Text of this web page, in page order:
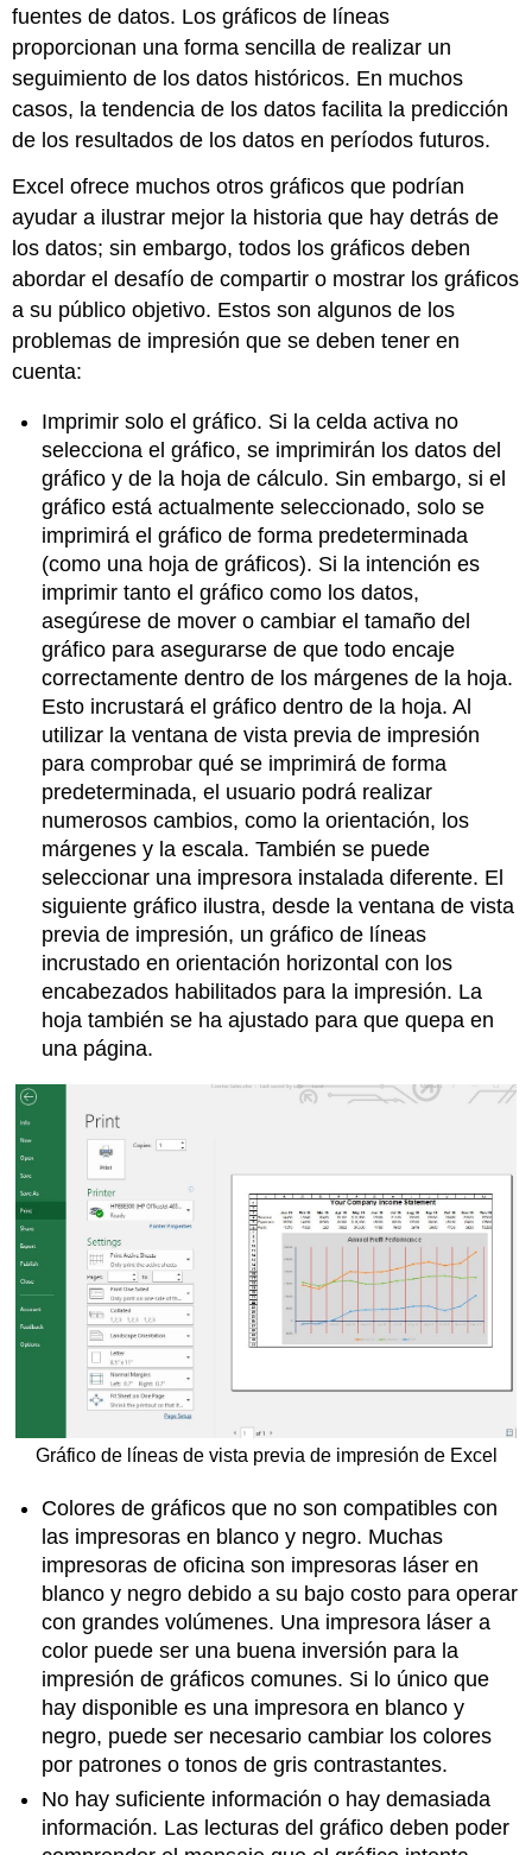
fuentes de datos. Los gráficos de líneas
proporcionan una forma sencilla de realizar un
seguimiento de los datos históricos. En muchos
casos, la tendencia de los datos facilita la predicción
de los resultados de los datos en períodos futuros.
Excel ofrece muchos otros gráficos que podrían
ayudar a ilustrar mejor la historia que hay detrás de
los datos; sin embargo, todos los gráficos deben
abordar el desafío de compartir o mostrar los gráficos
a su público objetivo. Estos son algunos de los
problemas de impresión que se deben tener en
cuenta:
Imprimir solo el gráfico. Si la celda activa no
selecciona el gráfico, se imprimirán los datos del
gráfico y de la hoja de cálculo. Sin embargo, si el
gráfico está actualmente seleccionado, solo se
imprimirá el gráfico de forma predeterminada
(como una hoja de gráficos). Si la intención es
imprimir tanto el gráfico como los datos,
asegúrese de mover o cambiar el tamaño del
gráfico para asegurarse de que todo encaje
correctamente dentro de los márgenes de la hoja.
Esto incrustará el gráfico dentro de la hoja. Al
utilizar la ventana de vista previa de impresión
para comprobar qué se imprimirá de forma
predeterminada, el usuario podrá realizar
numerosos cambios, como la orientación, los
márgenes y la escala. También se puede
seleccionar una impresora instalada diferente. El
siguiente gráfico ilustra, desde la ventana de vista
previa de impresión, un gráfico de líneas
incrustado en orientación horizontal con los
encabezados habilitados para la impresión. La
hoja también se ha ajustado para que quepa en
una página.
Gráfico de líneas de vista previa de impresión de Excel
Colores de gráficos que no son compatibles con
las impresoras en blanco y negro. Muchas
impresoras de oficina son impresoras láser en
blanco y negro debido a su bajo costo para operar
con grandes volúmenes. Una impresora láser a
color puede ser una buena inversión para la
impresión de gráficos comunes. Si lo único que
hay disponible es una impresora en blanco y
negro, puede ser necesario cambiar los colores
por patrones o tonos de gris contrastantes.
No hay suficiente información o hay demasiada
información. Las lecturas del gráfico deben poder